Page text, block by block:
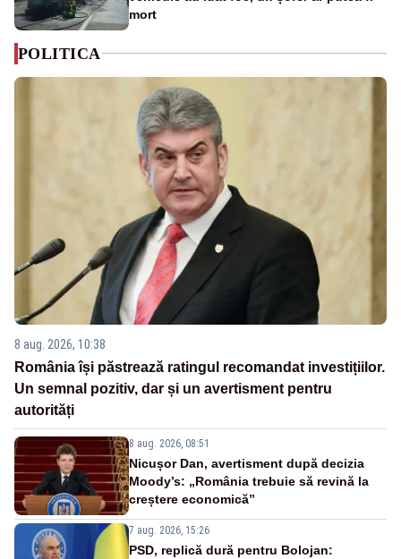
mort
POLITICA
8 aug. 2026, 10:38
România își păstrează ratingul recomandat investițiilor.
Un semnal pozitiv, dar și un avertisment pentru
autorități
8 aug. 2026, 08:51
Nicușor Dan, avertisment după decizia
Moody’s: „România trebuie să revină la
creștere economică”
7 aug. 2026, 15:26
PSD, replică dură pentru Bolojan: